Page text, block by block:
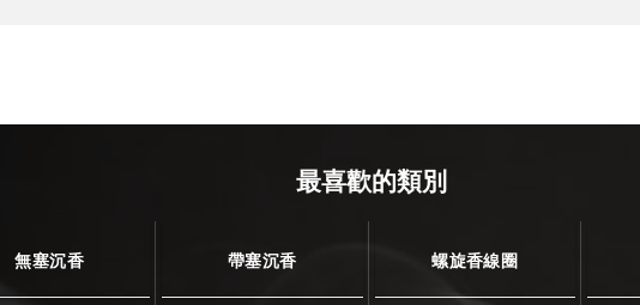
最喜歡的類別
無塞沉香 帶塞沉香 螺旋香線圈